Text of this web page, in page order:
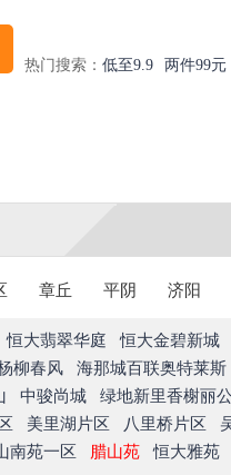
热门搜索： 低至9.9 两件99元
章丘 平阴 济阳
恒大翡翠华庭 恒大金碧新城
柳春风 海那城百联奥特莱斯
中骏尚城 绿地新里香榭丽
美里湖片区 八里桥片区
南苑一区 腊山苑 恒大雅苑